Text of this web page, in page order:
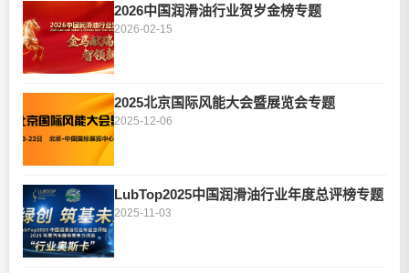
2026中国润滑油行业贺岁金榜专题
2026-02-15
2025北京国际风能大会暨展览会专题
2025-12-06
LubTop2025中国润滑油行业年度总评榜专题
2025-11-03